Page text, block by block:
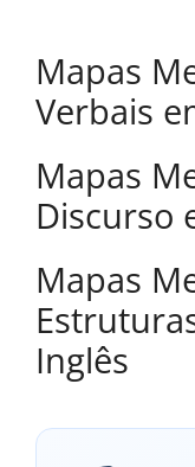
Mapas
Verbais
Mapas
Discurso
Mapas
Inglês